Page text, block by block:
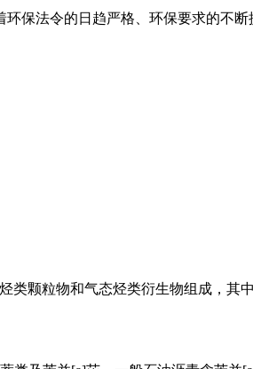
保法令的日趋严格、环保要求的不
颗粒物和气态烃类衍生物组成，其